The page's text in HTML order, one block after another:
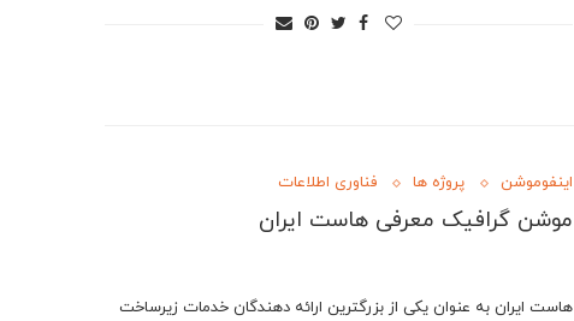
اینفوموشن پروژه ها فناوری اطلاعات
موشن گرافیک معرفی هاست ایران
هاست ایران به عنوان یکی از بزرگترین ارائه دهندگان خدمات زیرساخت